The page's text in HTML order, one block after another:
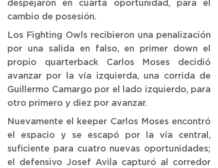
despejaron en cuarta oportunidad, para el
cambio de posesión.
Los Fighting Owls recibieron una penalización
por una salida en falso, en primer down el
propio quarterback Carlos Moses decidió
avanzar por la vía izquierda, una corrida de
Guillermo Camargo por el lado izquierdo, para
otro primero y diez por avanzar.
Nuevamente el keeper Carlos Moses encontró
el espacio y se escapó por la vía central,
suficiente para cuatro nuevas oportunidades;
el defensivo Josef Avila capturó al corredor